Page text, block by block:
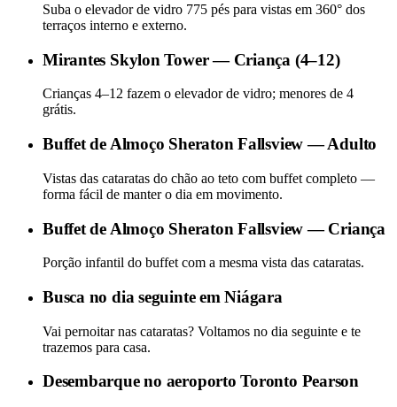
Suba o elevador de vidro 775 pés para vistas em 360° dos
terraços interno e externo.
Mirantes Skylon Tower — Criança (4–12)
Crianças 4–12 fazem o elevador de vidro; menores de 4
grátis.
Buffet de Almoço Sheraton Fallsview — Adulto
Vistas das cataratas do chão ao teto com buffet completo —
forma fácil de manter o dia em movimento.
Buffet de Almoço Sheraton Fallsview — Criança
Porção infantil do buffet com a mesma vista das cataratas.
Busca no dia seguinte em Niágara
Vai pernoitar nas cataratas? Voltamos no dia seguinte e te
trazemos para casa.
Desembarque no aeroporto Toronto Pearson